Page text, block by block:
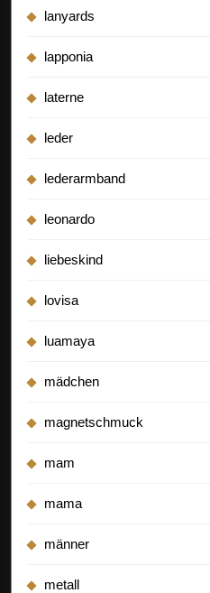
lanyards
lapponia
laterne
leder
lederarmband
leonardo
liebeskind
lovisa
luamaya
mädchen
magnetschmuck
mam
mama
männer
metall